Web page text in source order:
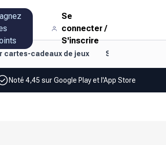
Se
connecter/
S'inscrire
cartes-cadeaux de jeux Style de vie et
Noté 4,45 sur Google Play et l'App Store